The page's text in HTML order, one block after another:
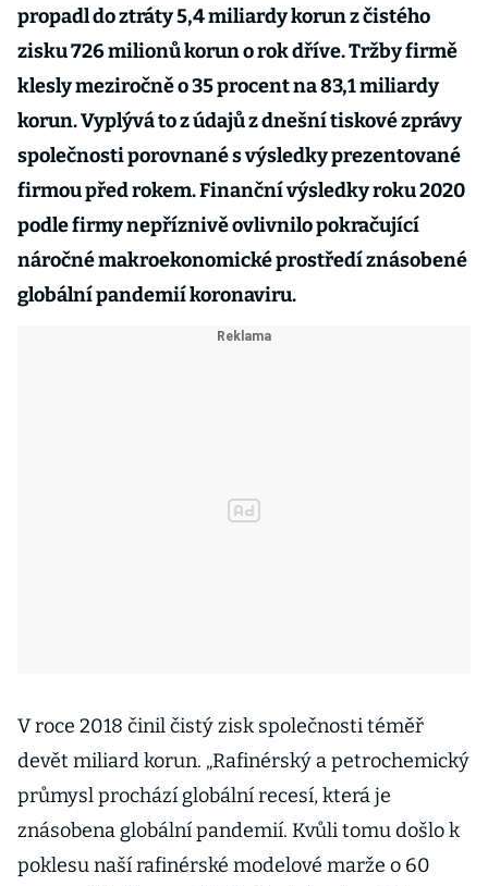
propadl do ztráty 5,4 miliardy korun z čistého
zisku 726 milionů korun o rok dříve. Tržby firmě
klesly meziročně o 35 procent na 83,1 miliardy
korun. Vyplývá to z údajů z dnešní tiskové zprávy
společnosti porovnané s výsledky prezentované
firmou před rokem. Finanční výsledky roku 2020
podle firmy nepříznivě ovlivnilo pokračující
náročné makroekonomické prostředí znásobené
globální pandemií koronaviru.
V roce 2018 činil čistý zisk společnosti téměř
devět miliard korun. „Rafinérský a petrochemický
průmysl prochází globální recesí, která je
znásobena globální pandemií. Kvůli tomu došlo k
poklesu naší rafinérské modelové marže o 60